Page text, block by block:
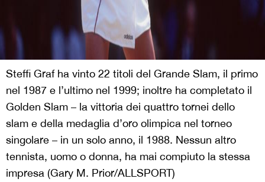
Steffi Graf ha vinto 22 titoli del Grande Slam, il primo
nel 1987 e l’ultimo nel 1999; inoltre ha completato il
Golden Slam – la vittoria dei quattro tornei dello
slam e della medaglia d’oro olimpica nel torneo
singolare – in un solo anno, il 1988. Nessun altro
tennista, uomo o donna, ha mai compiuto la stessa
impresa (Gary M. Prior/ALLSPORT)